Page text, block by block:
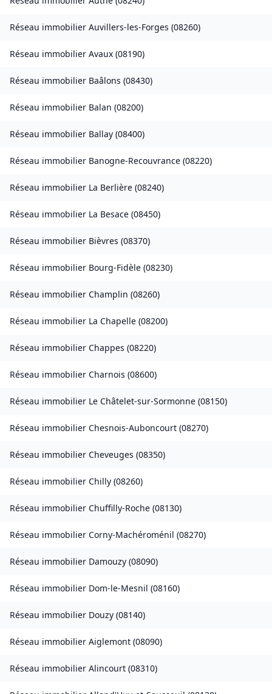
Réseau immobilier Auvillers-les-Forges (08260)
Réseau immobilier Avaux (08190)
Réseau immobilier Baâlons (08430)
Réseau immobilier Balan (08200)
Réseau immobilier Ballay (08400)
Réseau immobilier Banogne-Recouvrance (08220)
Réseau immobilier La Berlière (08240)
Réseau immobilier La Besace (08450)
Réseau immobilier Bièvres (08370)
Réseau immobilier Bourg-Fidèle (08230)
Réseau immobilier Champlin (08260)
Réseau immobilier La Chapelle (08200)
Réseau immobilier Chappes (08220)
Réseau immobilier Charnois (08600)
Réseau immobilier Le Châtelet-sur-Sormonne (08150)
Réseau immobilier Chesnois-Auboncourt (08270)
Réseau immobilier Cheveuges (08350)
Réseau immobilier Chilly (08260)
Réseau immobilier Chuffilly-Roche (08130)
Réseau immobilier Corny-Machéroménil (08270)
Réseau immobilier Damouzy (08090)
Réseau immobilier Dom-le-Mesnil (08160)
Réseau immobilier Douzy (08140)
Réseau immobilier Aiglemont (08090)
Réseau immobilier Alincourt (08310)